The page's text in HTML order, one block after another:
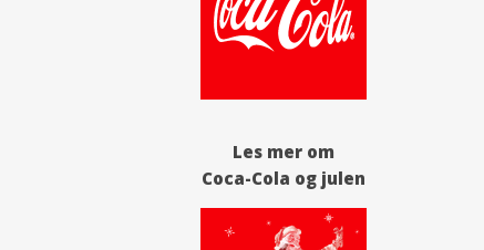
Les mer om
Coca-Cola og julen